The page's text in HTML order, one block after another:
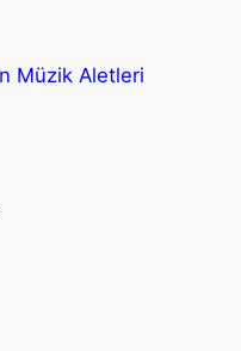
Müzik Aletleri